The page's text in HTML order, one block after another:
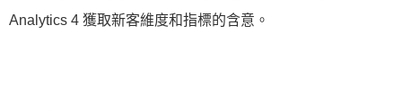
Analytics 4 獲取新客維度和指標的含意。